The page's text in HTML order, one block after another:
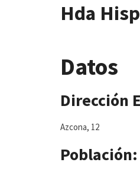
Hda
Datos
Dirección
Azcona, 12
Población: